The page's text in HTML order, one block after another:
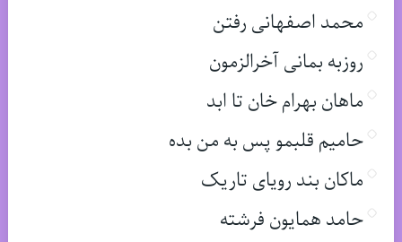
محمد اصفهانی رفتن
روزبه بمانی آخرالزمون
ماهان بهرام خان تا ابد
حامیم قلبمو پس به من بده
ماکان بند رویای تاریک
حامد همایون فرشته